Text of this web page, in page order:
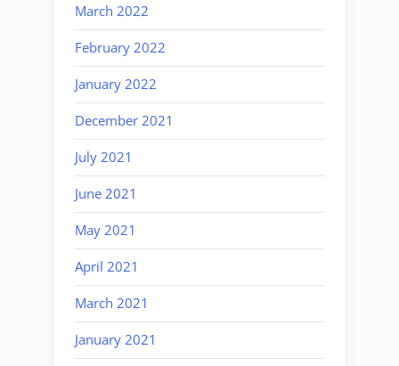
March 2022
February 2022
January 2022
December 2021
July 2021
June 2021
May 2021
April 2021
March 2021
January 2021